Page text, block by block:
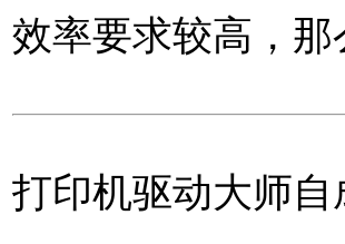
效率要求较高，
打印机驱动大师